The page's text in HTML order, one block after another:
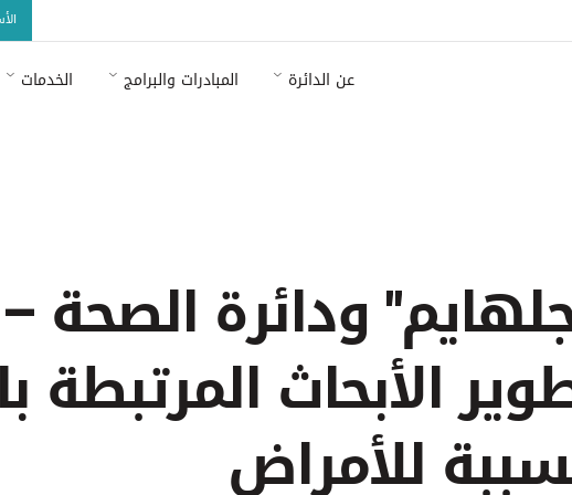
عن الدائرة المبادرات والبرامج الخدمات
ودائرة الصحة
الأبحاث المرتبطة
للأمراض